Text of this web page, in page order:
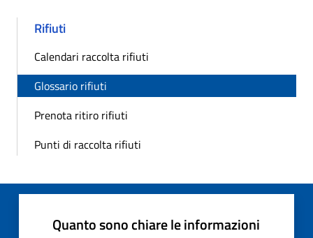
Rifiuti
Calendari raccolta rifiuti
Glossario rifiuti
Prenota ritiro rifiuti
Punti di raccolta rifiuti
Quanto sono chiare le informazioni